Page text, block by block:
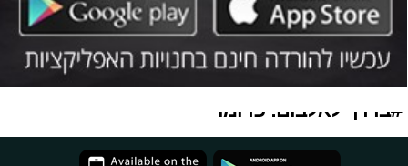
#בדרך לאלבום: פרומו